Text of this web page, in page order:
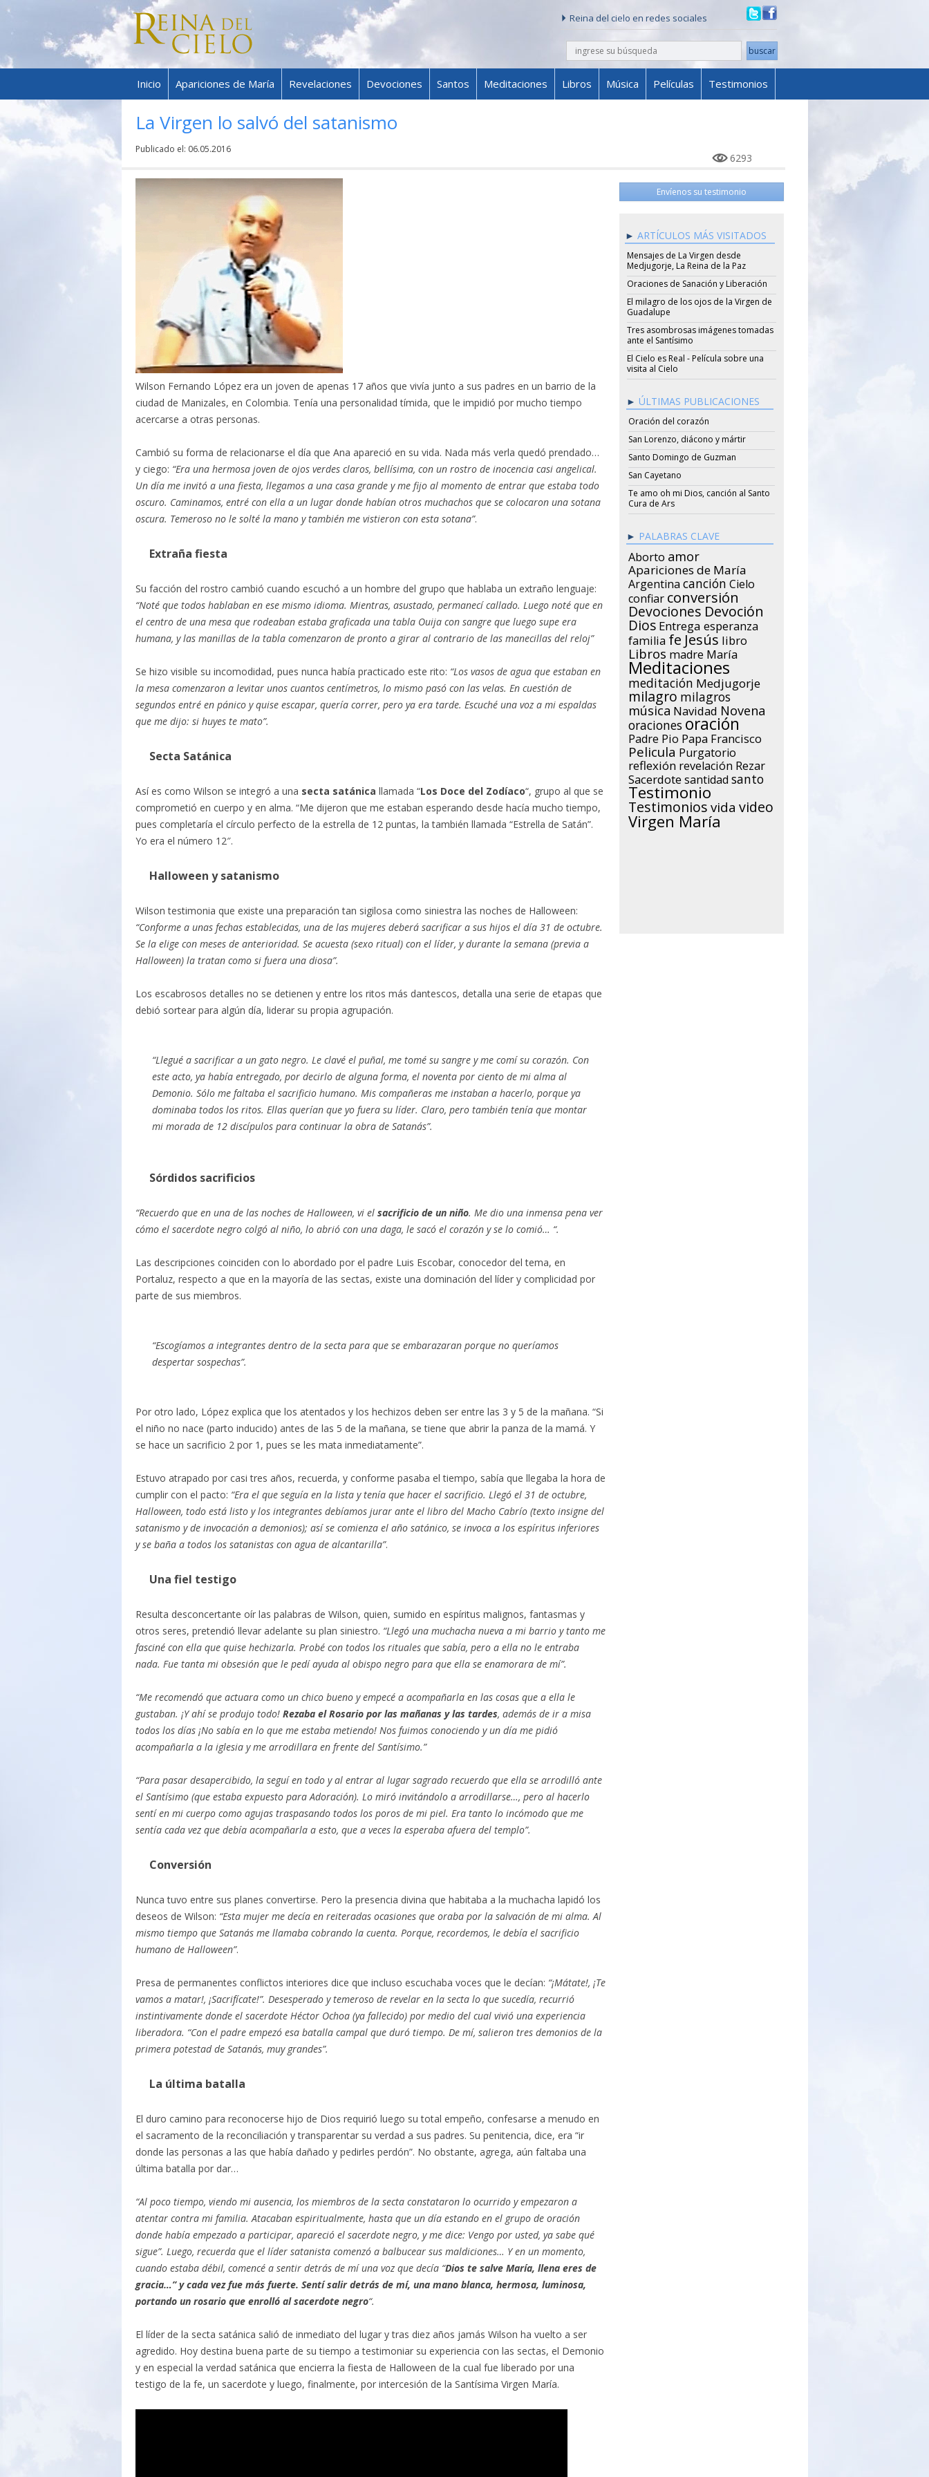
Reina del cielo en redes sociales
buscar
Skip to content
Inicio Apariciones de María Revelaciones Devociones Santos Meditaciones Libros Música Películas Testimonios
La Virgen lo salvó del satanismo
Publicado el: 06.05.2016
6293
Wilson Fernando López era un joven de apenas 17 años que vivía junto a sus padres en un barrio de la
ciudad de Manizales, en Colombia. Tenía una personalidad tímida, que le impidió por mucho tiempo
acercarse a otras personas.
Cambió su forma de relacionarse el día que Ana apareció en su vida. Nada más verla quedó prendado…
y ciego: “Era una hermosa joven de ojos verdes claros, bellísima, con un rostro de inocencia casi angelical.
Un día me invitó a una fiesta, llegamos a una casa grande y me fijo al momento de entrar que estaba todo
oscuro. Caminamos, entré con ella a un lugar donde habían otros muchachos que se colocaron una sotana
oscura. Temeroso no le solté la mano y también me vistieron con esta sotana”.
Extraña fiesta
Su facción del rostro cambió cuando escuchó a un hombre del grupo que hablaba un extraño lenguaje:
“Noté que todos hablaban en ese mismo idioma. Mientras, asustado, permanecí callado. Luego noté que en
el centro de una mesa que rodeaban estaba graficada una tabla Ouija con sangre que luego supe era
humana, y las manillas de la tabla comenzaron de pronto a girar al contrario de las manecillas del reloj”
Se hizo visible su incomodidad, pues nunca había practicado este rito: “Los vasos de agua que estaban en
la mesa comenzaron a levitar unos cuantos centímetros, lo mismo pasó con las velas. En cuestión de
segundos entré en pánico y quise escapar, quería correr, pero ya era tarde. Escuché una voz a mi espaldas
que me dijo: si huyes te mato”.
Secta Satánica
Así es como Wilson se integró a una secta satánica llamada “Los Doce del Zodíaco“, grupo al que se
comprometió en cuerpo y en alma. “Me dijeron que me estaban esperando desde hacía mucho tiempo,
pues completaría el círculo perfecto de la estrella de 12 puntas, la también llamada “Estrella de Satán”.
Yo era el número 12″.
Halloween y satanismo
Wilson testimonia que existe una preparación tan sigilosa como siniestra las noches de Halloween:
“Conforme a unas fechas establecidas, una de las mujeres deberá sacrificar a sus hijos el día 31 de octubre.
Se la elige con meses de anterioridad. Se acuesta (sexo ritual) con el líder, y durante la semana (previa a
Halloween) la tratan como si fuera una diosa”.
Los escabrosos detalles no se detienen y entre los ritos más dantescos, detalla una serie de etapas que
debió sortear para algún día, liderar su propia agrupación.
“Llegué a sacrificar a un gato negro. Le clavé el puñal, me tomé su sangre y me comí su corazón. Con
este acto, ya había entregado, por decirlo de alguna forma, el noventa por ciento de mi alma al
Demonio. Sólo me faltaba el sacrificio humano. Mis compañeras me instaban a hacerlo, porque ya
dominaba todos los ritos. Ellas querían que yo fuera su líder. Claro, pero también tenía que montar
mi morada de 12 discípulos para continuar la obra de Satanás”.
Sórdidos sacrificios
“Recuerdo que en una de las noches de Halloween, vi el sacrificio de un niño. Me dio una inmensa pena ver
cómo el sacerdote negro colgó al niño, lo abrió con una daga, le sacó el corazón y se lo comió… “.
Las descripciones coinciden con lo abordado por el padre Luis Escobar, conocedor del tema, en
Portaluz, respecto a que en la mayoría de las sectas, existe una dominación del líder y complicidad por
parte de sus miembros.
“Escogíamos a integrantes dentro de la secta para que se embarazaran porque no queríamos
despertar sospechas”.
Por otro lado, López explica que los atentados y los hechizos deben ser entre las 3 y 5 de la mañana. “Si
el niño no nace (parto inducido) antes de las 5 de la mañana, se tiene que abrir la panza de la mamá. Y
se hace un sacrificio 2 por 1, pues se les mata inmediatamente”.
Estuvo atrapado por casi tres años, recuerda, y conforme pasaba el tiempo, sabía que llegaba la hora de
cumplir con el pacto: “Era el que seguía en la lista y tenía que hacer el sacrificio. Llegó el 31 de octubre,
Halloween, todo está listo y los integrantes debíamos jurar ante el libro del Macho Cabrío (texto insigne del
satanismo y de invocación a demonios); así se comienza el año satánico, se invoca a los espíritus inferiores
y se baña a todos los satanistas con agua de alcantarilla”.
Una fiel testigo
Resulta desconcertante oír las palabras de Wilson, quien, sumido en espíritus malignos, fantasmas y
otros seres, pretendió llevar adelante su plan siniestro. “Llegó una muchacha nueva a mi barrio y tanto me
fasciné con ella que quise hechizarla. Probé con todos los rituales que sabía, pero a ella no le entraba
nada. Fue tanta mi obsesión que le pedí ayuda al obispo negro para que ella se enamorara de mí”.
“Me recomendó que actuara como un chico bueno y empecé a acompañarla en las cosas que a ella le
gustaban. ¡Y ahí se produjo todo! Rezaba el Rosario por las mañanas y las tardes, además de ir a misa
todos los días ¡No sabía en lo que me estaba metiendo! Nos fuimos conociendo y un día me pidió
acompañarla a la iglesia y me arrodillara en frente del Santísimo.”
“Para pasar desapercibido, la seguí en todo y al entrar al lugar sagrado recuerdo que ella se arrodilló ante
el Santísimo (que estaba expuesto para Adoración). Lo miró invitándolo a arrodillarse…, pero al hacerlo
sentí en mi cuerpo como agujas traspasando todos los poros de mi piel. Era tanto lo incómodo que me
sentía cada vez que debía acompañarla a esto, que a veces la esperaba afuera del templo”.
Conversión
Nunca tuvo entre sus planes convertirse. Pero la presencia divina que habitaba a la muchacha lapidó los
deseos de Wilson: “Esta mujer me decía en reiteradas ocasiones que oraba por la salvación de mi alma. Al
mismo tiempo que Satanás me llamaba cobrando la cuenta. Porque, recordemos, le debía el sacrificio
humano de Halloween”.
Presa de permanentes conflictos interiores dice que incluso escuchaba voces que le decían: “¡Mátate!, ¡Te
vamos a matar!, ¡Sacrifícate!”. Desesperado y temeroso de revelar en la secta lo que sucedía, recurrió
instintivamente donde el sacerdote Héctor Ochoa (ya fallecido) por medio del cual vivió una experiencia
liberadora. “Con el padre empezó esa batalla campal que duró tiempo. De mí, salieron tres demonios de la
primera potestad de Satanás, muy grandes”.
La última batalla
El duro camino para reconocerse hijo de Dios requirió luego su total empeño, confesarse a menudo en
el sacramento de la reconciliación y transparentar su verdad a sus padres. Su penitencia, dice, era “ir
donde las personas a las que había dañado y pedirles perdón”. No obstante, agrega, aún faltaba una
última batalla por dar…
“Al poco tiempo, viendo mi ausencia, los miembros de la secta constataron lo ocurrido y empezaron a
atentar contra mi familia. Atacaban espiritualmente, hasta que un día estando en el grupo de oración
donde había empezado a participar, apareció el sacerdote negro, y me dice: Vengo por usted, ya sabe qué
sigue”. Luego, recuerda que el líder satanista comenzó a balbucear sus maldiciones… Y en un momento,
cuando estaba débil, comencé a sentir detrás de mí una voz que decía “Dios te salve María, llena eres de
gracia…” y cada vez fue más fuerte. Sentí salir detrás de mí, una mano blanca, hermosa, luminosa,
portando un rosario que enrolló al sacerdote negro“.
El líder de la secta satánica salió de inmediato del lugar y tras diez años jamás Wilson ha vuelto a ser
agredido. Hoy destina buena parte de su tiempo a testimoniar su experiencia con las sectas, el Demonio
y en especial la verdad satánica que encierra la fiesta de Halloween de la cual fue liberado por una
testigo de la fe, un sacerdote y luego, finalmente, por intercesión de la Santísima Virgen María.
Envíenos su testimonio
ARTÍCULOS MÁS VISITADOS
Mensajes de La Virgen desde
Medjugorje, La Reina de la Paz
Oraciones de Sanación y Liberación
El milagro de los ojos de la Virgen de
Guadalupe
Tres asombrosas imágenes tomadas
ante el Santísimo
El Cielo es Real - Película sobre una
visita al Cielo
ÚLTIMAS PUBLICACIONES
Oración del corazón
San Lorenzo, diácono y mártir
Santo Domingo de Guzman
San Cayetano
Te amo oh mi Dios, canción al Santo
Cura de Ars
PALABRAS CLAVE
Aborto amor
Apariciones de María
Argentina canción Cielo
confiar conversión
Devociones Devoción
Dios Entrega esperanza
familia fe Jesús libro
Libros madre María
Meditaciones
meditación Medjugorje
milagro milagros
música Navidad Novena
oraciones oración
Padre Pio Papa Francisco
Pelicula Purgatorio
reflexión revelación Rezar
Sacerdote santidad santo
Testimonio
Testimonios vida video
Virgen María